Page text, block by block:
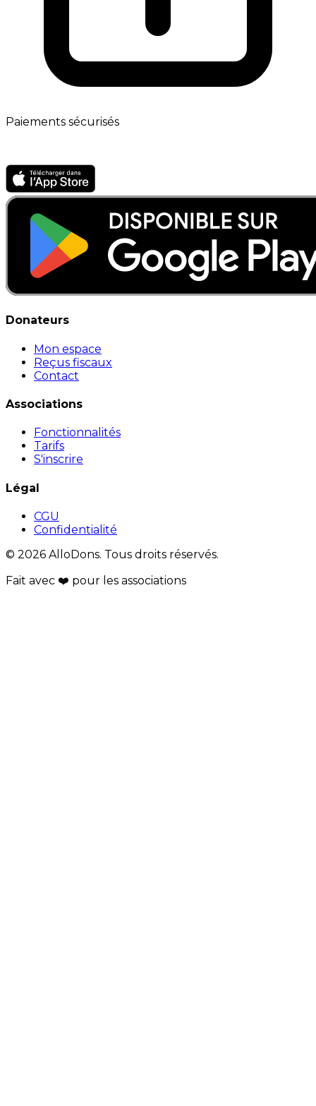
Paiements sécurisés
Donateurs
Mon espace
Reçus fiscaux
Contact
Associations
Fonctionnalités
Tarifs
S'inscrire
Légal
CGU
Confidentialité
© 2026 AlloDons. Tous droits réservés.
Fait avec ❤️ pour les associations